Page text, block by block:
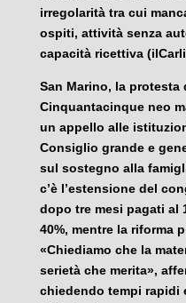
irregolarità tra cui
ospiti, attività senza
capacità ricettiva
San Marino, la protesta
Cinquantacinque neo
un appello alle
Consiglio grande e
sul sostegno alla
c’è l’estensione del
dopo tre mesi pagati al
40%, mentre la riforma
«Chiediamo che la
serietà che merita»,
chiedendo tempi rapidi